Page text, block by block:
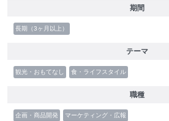
期間
長期（3ヶ月以上）
テーマ
観光・おもてなし 食・ライフスタイル
職種
企画・商品開発 マーケティング・広報